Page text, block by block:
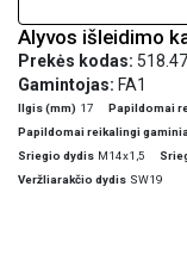
Alyvos išleidimo
Prekės kodas:
Gamintojas: FA1
Ilgis (mm) 17 Papildomai
Papildomai reikalingi
Sriegio dydis M14x1,5
Veržliarakčio dydis SW19